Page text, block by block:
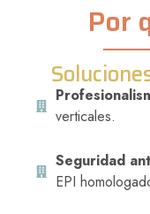
Por
verticales.
Seguridad
EPI